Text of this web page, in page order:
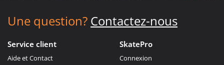
Une question? Contactez-nous
Service client
Aide et Contact
SkatePro
Connexion